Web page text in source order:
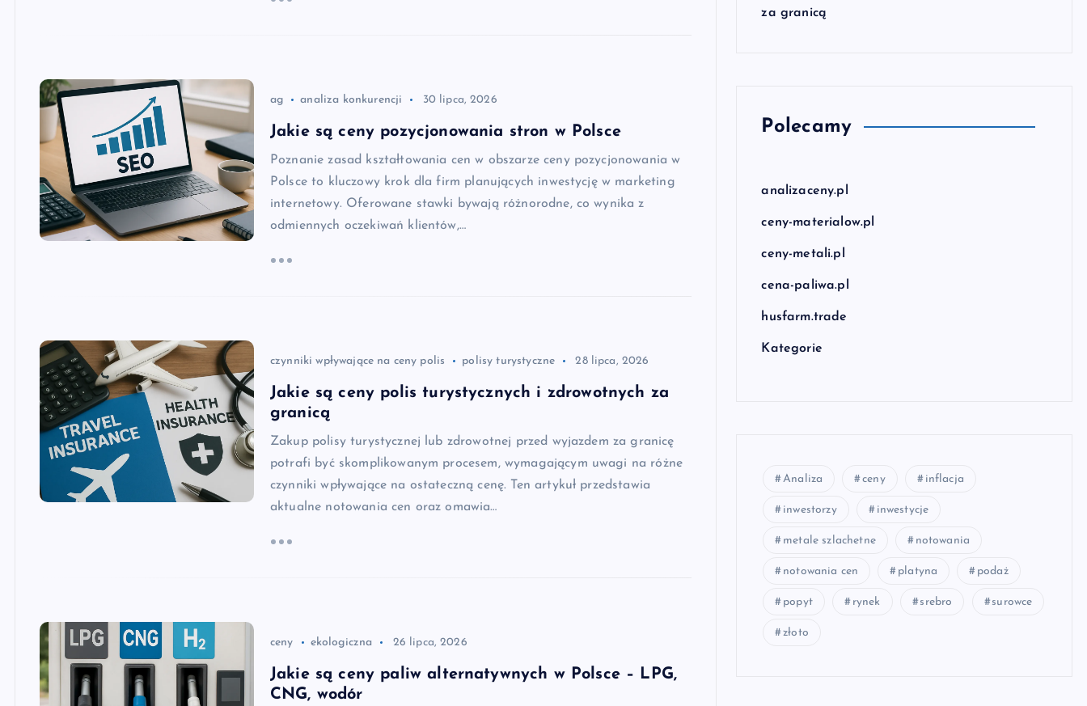
ag analiza konkurencji 30 lipca, 2026
Jakie są ceny pozycjonowania stron w Polsce
Poznanie zasad kształtowania cen w obszarze ceny pozycjonowania w
Polsce to kluczowy krok dla firm planujących inwestycję w marketing
internetowy. Oferowane stawki bywają różnorodne, co wynika z
odmiennych oczekiwań klientów,…
czynniki wpływające na ceny polis polisy turystyczne 28 lipca, 2026
Jakie są ceny polis turystycznych i zdrowotnych za
granicą
Zakup polisy turystycznej lub zdrowotnej przed wyjazdem za granicę
potrafi być skomplikowanym procesem, wymagającym uwagi na różne
czynniki wpływające na ostateczną cenę. Ten artykuł przedstawia
aktualne notowania cen oraz omawia…
ceny ekologiczna 26 lipca, 2026
Jakie są ceny paliw alternatywnych w Polsce – LPG,
CNG, wodór
za granicą
Polecamy
analizaceny.pl
ceny-materialow.pl
ceny-metali.pl
cena-paliwa.pl
husfarm.trade
Kategorie
Analiza ceny inflacja
inwestorzy inwestycje
metale szlachetne notowania
notowania cen platyna podaż
popyt rynek srebro surowce
złoto